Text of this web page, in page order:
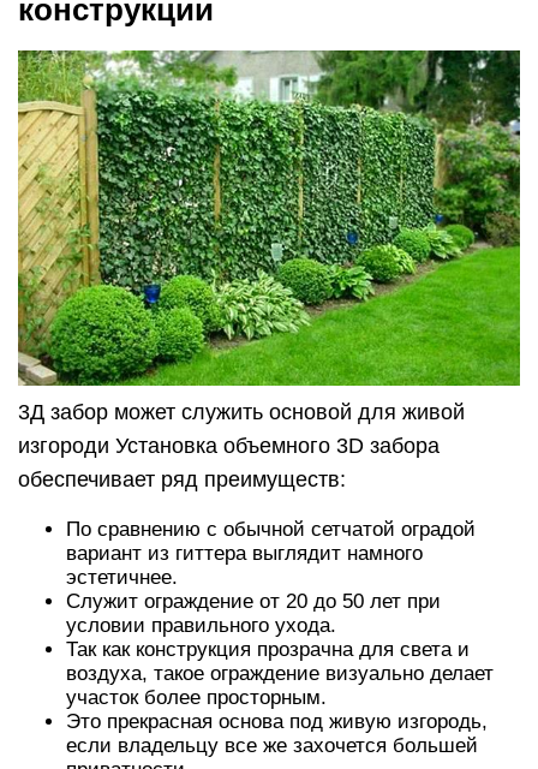
конструкции
3Д забор может служить основой для живой
изгороди Установка объемного 3D забора
обеспечивает ряд преимуществ:
По сравнению с обычной сетчатой оградой
вариант из гиттера выглядит намного
эстетичнее.
Служит ограждение от 20 до 50 лет при
условии правильного ухода.
Так как конструкция прозрачна для света и
воздуха, такое ограждение визуально делает
участок более просторным.
Это прекрасная основа под живую изгородь,
если владельцу все же захочется большей